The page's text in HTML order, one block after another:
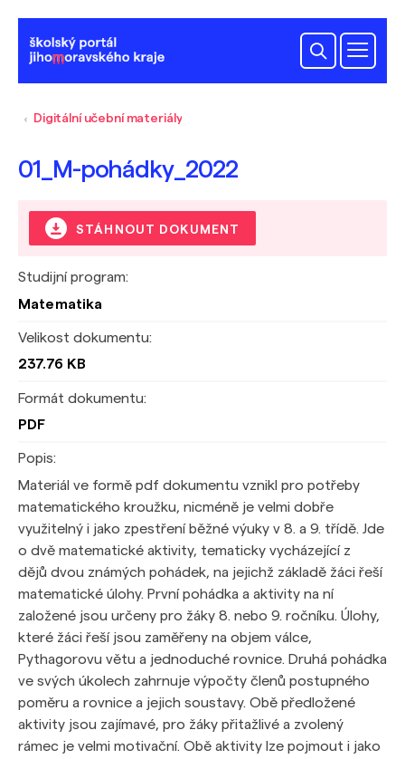
Digitální učební materiály
01_M-pohádky_2022
STÁHNOUT DOKUMENT
Studijní program:
Matematika
Velikost dokumentu:
237.76 KB
Formát dokumentu:
PDF
Popis:
Materiál ve formě pdf dokumentu vznikl pro potřeby
matematického kroužku, nicméně je velmi dobře
využitelný i jako zpestření běžné výuky v 8. a 9. třídě. Jde
o dvě matematické aktivity, tematicky vycházející z
dějů dvou známých pohádek, na jejichž základě žáci řeší
matematické úlohy. První pohádka a aktivity na ní
založené jsou určeny pro žáky 8. nebo 9. ročníku. Úlohy,
které žáci řeší jsou zaměřeny na objem válce,
Pythagorovu větu a jednoduché rovnice. Druhá pohádka
ve svých úkolech zahrnuje výpočty členů postupného
poměru a rovnice a jejich soustavy. Obě předložené
aktivity jsou zajímavé, pro žáky přitažlivé a zvolený
rámec je velmi motivační. Obě aktivity lze pojmout i jako